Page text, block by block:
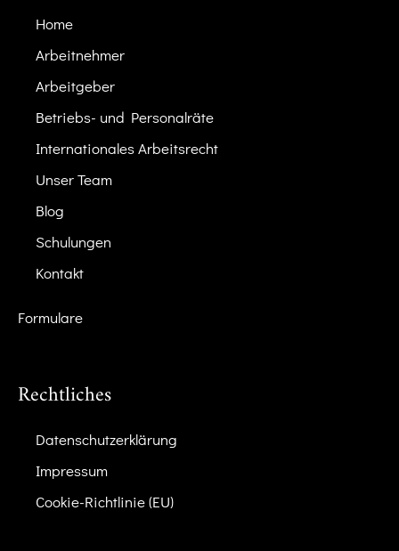
Home
Arbeitnehmer
Arbeitgeber
Betriebs- und Personalräte
Internationales Arbeitsrecht
Unser Team
Blog
Schulungen
Kontakt
Formulare
Rechtliches
Datenschutzerklärung
Impressum
Cookie-Richtlinie (EU)